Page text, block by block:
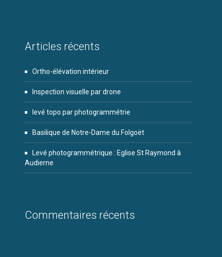
Articles récents
Ortho-élévation intérieur
Inspection visuelle par drone
levé topo par photogrammétrie
Basilique de Notre-Dame du Folgoët
Levé photogrammétrique : Eglise St Raymond à
Audierne
Commentaires récents